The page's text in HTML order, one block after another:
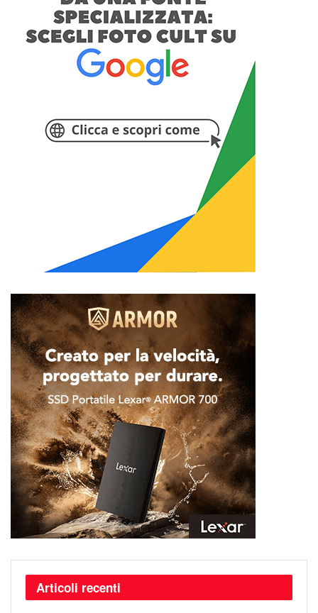
Articoli recenti